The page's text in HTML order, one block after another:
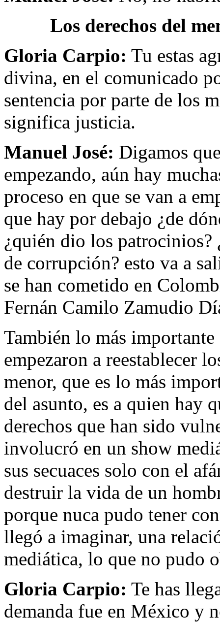
Los derechos del
Gloria Carpio: Tu estas
divina, en el comunicado
sentencia por parte de los
significa justicia.
Manuel José: Digamos
empezando, aún hay
proceso en que se van a
que hay por debajo ¿de
¿quién dio los patrocinios?
de corrupción? esto va a
se han cometido en
Fernán Camilo Zamudio
También lo más importante
empezaron a reestablecer
menor, que es lo más
del asunto, es a quien hay
derechos que han sido
involucró en un show
sus secuaces solo con el
destruir la vida de un
porque nuca pudo tener
llegó a imaginar, una
mediática, lo que no pudo
Gloria Carpio: Te has
demanda fue en México y